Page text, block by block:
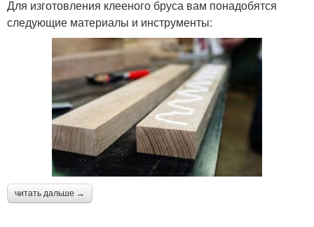
Для изготовления клееного бруса вам понадобятся
следующие материалы и инструменты:
читать дальше →